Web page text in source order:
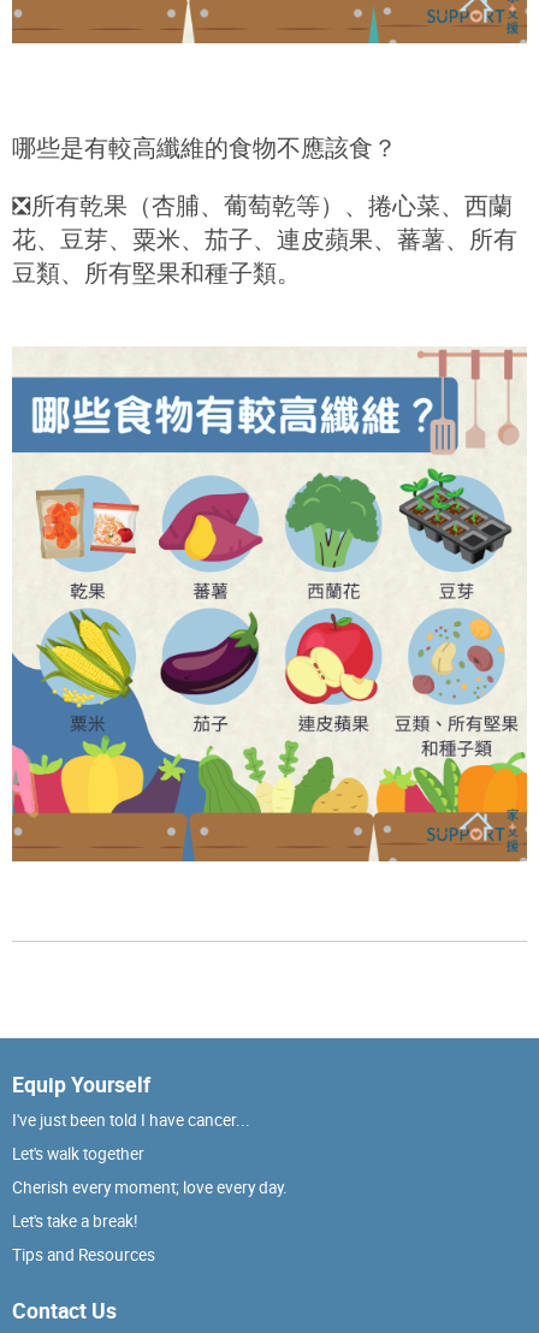
哪些是有較高纖維的食物不應該食？
❎所有乾果（杏脯、葡萄乾等）、捲心菜、西蘭
花、豆芽、粟米、茄子、連皮蘋果、蕃薯、所有
豆類、所有堅果和種子類。
Equip Yourself
I've just been told I have cancer...
Let's walk together
Cherish every moment; love every day.
Let's take a break!
Tips and Resources
Contact Us